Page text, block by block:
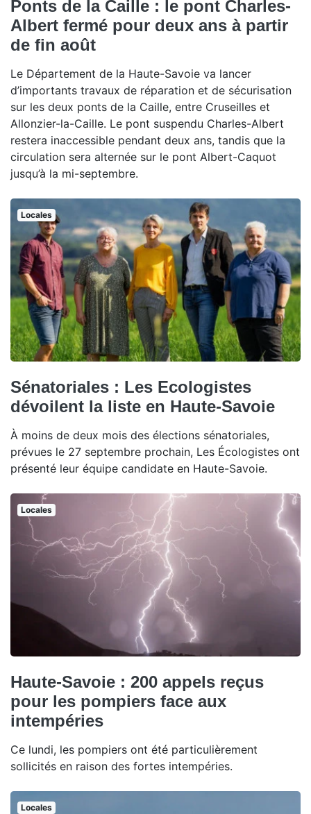
Ponts de la Caille : le pont Charles-
Albert fermé pour deux ans à partir
de fin août
Le Département de la Haute-Savoie va lancer
d’importants travaux de réparation et de sécurisation
sur les deux ponts de la Caille, entre Cruseilles et
Allonzier-la-Caille. Le pont suspendu Charles-Albert
restera inaccessible pendant deux ans, tandis que la
circulation sera alternée sur le pont Albert-Caquot
jusqu’à la mi-septembre.
Locales
Sénatoriales : Les Ecologistes
dévoilent la liste en Haute-Savoie
À moins de deux mois des élections sénatoriales,
prévues le 27 septembre prochain, Les Écologistes ont
présenté leur équipe candidate en Haute-Savoie.
Locales
Haute-Savoie : 200 appels reçus
pour les pompiers face aux
intempéries
Ce lundi, les pompiers ont été particulièrement
sollicités en raison des fortes intempéries.
Locales